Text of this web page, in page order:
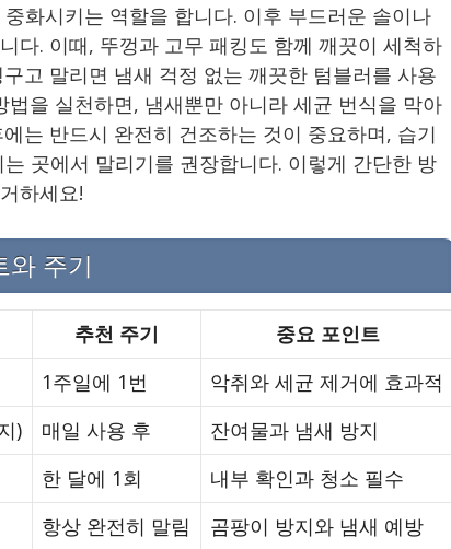
화시키는 역할을 합니다. 이후 부드러운 솔이나
다. 이때, 뚜껑과 고무 패킹도 함께 깨끗이 세척하
고 말리면 냄새 걱정 없는 깨끗한 텀블러를 사용
을 실천하면, 냄새뿐만 아니라 세균 번식을 막아
는 반드시 완전히 건조하는 것이 중요하며, 습기
곳에서 말리기를 권장합니다. 이렇게 간단한 방
하세요!
와 주기
추천 주기
중요 포인트
1주일에 1번
악취와 세균 제거에 효과적
)
매일 사용 후
잔여물과 냄새 방지
한 달에 1회
내부 확인과 청소 필수
항상 완전히 말림 곰팡이 방지와 냄새 예방